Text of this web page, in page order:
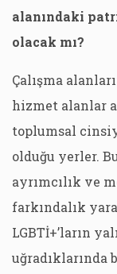
alanındaki
olacak mı?
Çalışma
hizmet alanlar
toplumsal
olduğu yerler.
ayrımcılık ve
farkındalık
LGBTİ+’ların
uğradıklarında